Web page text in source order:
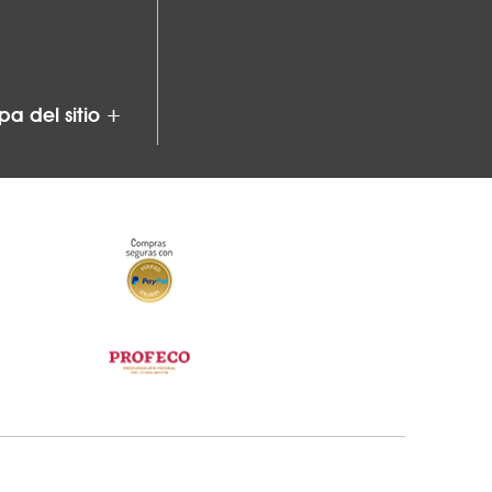
del sitio +